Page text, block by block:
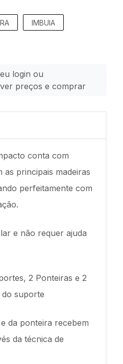
IMBUIA
login ou
preços e comprar
conta com
as principais madeiras
perfeitamente com
e não requer ajuda
2 Ponteiras e 2
suporte
da ponteira recebem
da técnica de